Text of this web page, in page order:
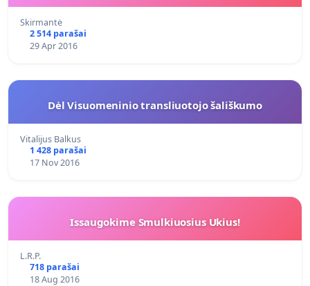
Skirmantė
2 514 parašai
29 Apr 2016
Dėl Visuomeninio transliuotojo šališkumo
Vitalijus Balkus
1 428 parašai
17 Nov 2016
Issaugokime Smulkiuosius Ukius!
L.R.P.
718 parašai
18 Aug 2016